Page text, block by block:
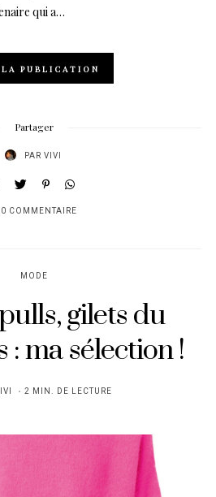
qui a…
PUBLICATION
Partager
PAR VIVI
0 COMMENTAIRE
MODE
gilets du
ma sélection !
2 MIN. DE LECTURE